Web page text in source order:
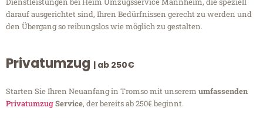
darauf ausgerichtet sind, Ihren Bedürfnissen gerecht zu werden und
den Übergang so reibungslos wie möglich zu gestalten.
Privatumzug | ab 250€
Starten Sie Ihren Neuanfang in Tromso mit unserem umfassenden
PrivatumzugService, der bereits ab 250€ beginnt.